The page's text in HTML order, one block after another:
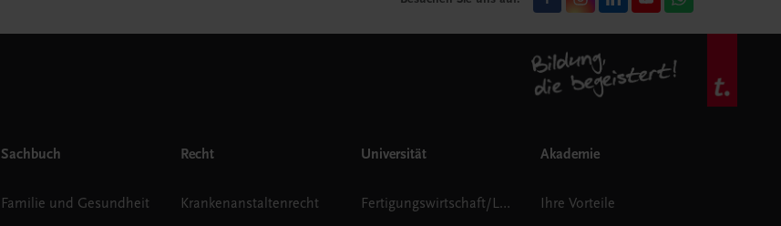
Sachbuch
Familie und Gesundheit
Recht
Krankenanstaltenrecht
Universität
Fertigungswirtschaft/Logistik
Akademie
Ihre Vorteile